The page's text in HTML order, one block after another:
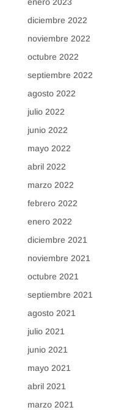
diciembre 2022
noviembre 2022
octubre 2022
septiembre 2022
agosto 2022
julio 2022
junio 2022
mayo 2022
abril 2022
marzo 2022
febrero 2022
enero 2022
diciembre 2021
noviembre 2021
octubre 2021
septiembre 2021
agosto 2021
julio 2021
junio 2021
mayo 2021
abril 2021
marzo 2021